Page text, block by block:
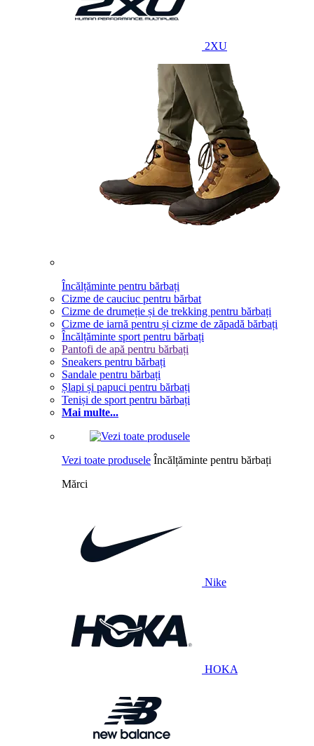
2XU
Încălțăminte pentru bărbați
Cizme de cauciuc pentru bărbat
Cizme de drumeție și de trekking pentru bărbați
Cizme de iarnă pentru și cizme de zăpadă bărbați
Încălțăminte sport pentru bărbați
Pantofi de apă pentru bărbați
Sneakers pentru bărbați
Sandale pentru bărbați
Șlapi și papuci pentru bărbați
Teniși de sport pentru bărbați
Mai multe...
Vezi toate produsele Încălțăminte pentru bărbați
Mărci
Nike
HOKA